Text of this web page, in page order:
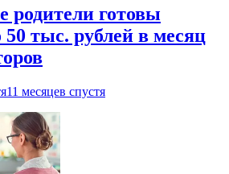
родители готовы
50 тыс. рублей в месяц
11 месяцев спустя